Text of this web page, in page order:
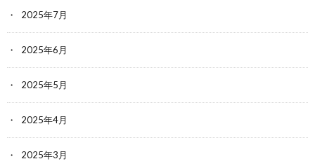
2025年7月
2025年6月
2025年5月
2025年4月
2025年3月